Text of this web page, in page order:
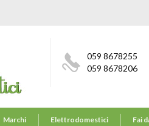
059 8678255
059 8678206
Marchi Elettrodomestici Fai